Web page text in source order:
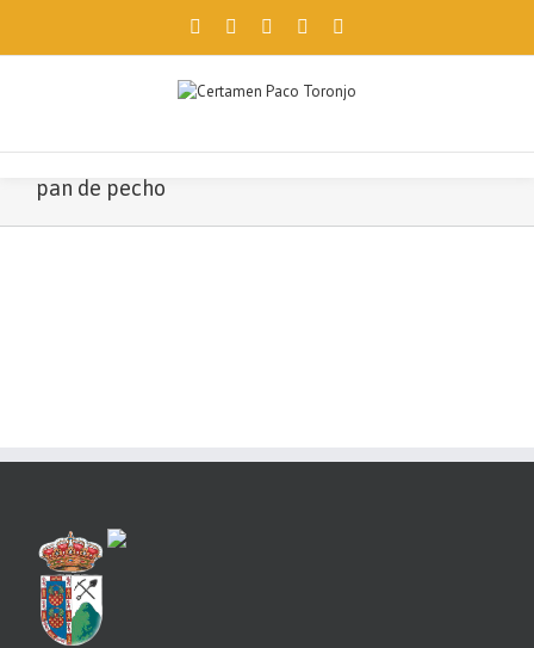
Facebook
TwitterInstagramPinterest
pan de pecho
Utilizamos cookies propias y de terceros para ofrecerte una mejor
navegación. Si continúas, consideramos que aceptas su uso.